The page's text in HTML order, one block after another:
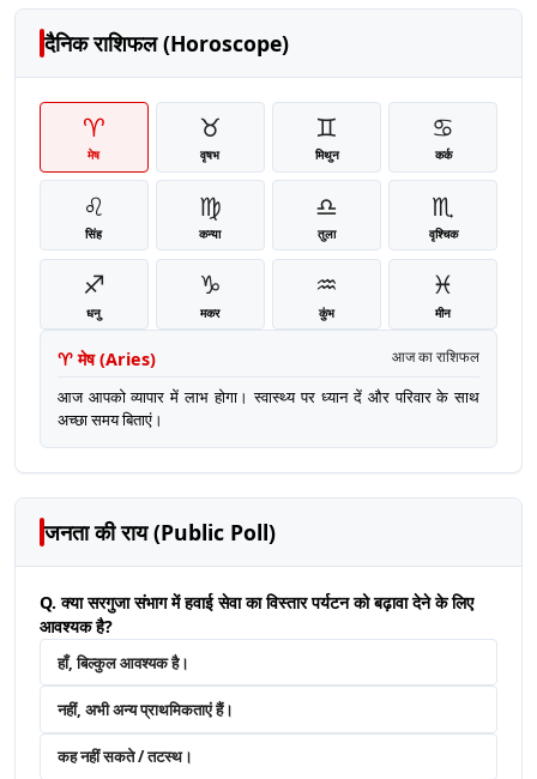
दैनिक राशिफल (Horoscope)
♈
मेष
♉
वृषभ
♊
मिथुन
♋
कर्क
♌
सिंह
♍
कन्या
♎
तुला
♏
वृश्चिक
♐
धनु
♑
मकर
♒
कुंभ
♓
मीन
♈ मेष(Aries) आज का राशिफल
आज आपको व्यापार में लाभ होगा। स्वास्थ्य पर ध्यान दें और परिवार के साथ
अच्छा समय बिताएं।
जनता की राय (Public Poll)
Q. क्या सरगुजा संभाग में हवाई सेवा का विस्तार पर्यटन को बढ़ावा देने के लिए
आवश्यक है?
हाँ, बिल्कुल आवश्यक है।
नहीं, अभी अन्य प्राथमिकताएं हैं।
कह नहीं सकते / तटस्थ।